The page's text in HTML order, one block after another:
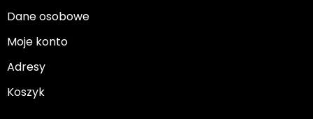
Dane osobowe
Moje konto
Adresy
Koszyk